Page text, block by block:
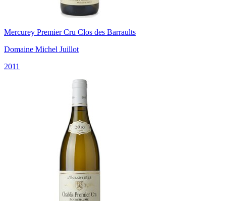
Mercurey Premier Cru Clos des Barraults
Domaine Michel Juillot
2011